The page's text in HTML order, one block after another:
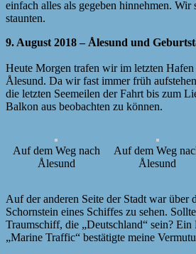
einfach alles als gegeben hinnehmen. Wir
staunten.
9. August 2018 – Ålesund und
Heute Morgen trafen wir im letzten Hafen
Ålesund. Da wir fast immer früh
die letzten Seemeilen der Fahrt bis zum
Balkon aus beobachten zu können.
Auf dem Weg nach
Ålesund
Auf dem Weg
Ålesund
Auf der anderen Seite der Stadt war über
Schornstein eines Schiffes zu sehen.
Traumschiff, die „Deutschland“ sein?
„Marine Traffic“ bestätigte meine